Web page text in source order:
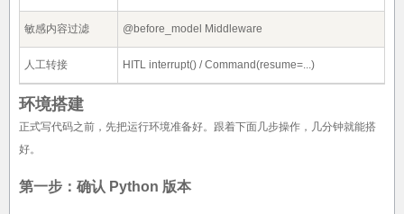
敏感内容过滤 @before_model Middleware
人工转接 HITL interrupt() / Command(resume=...)
环境搭建
正式写代码之前，先把运行环境准备好。跟着下面几步操作，几分钟就能搭
好。
第一步：确认 Python 版本